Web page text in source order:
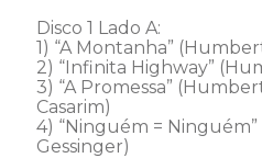
Disco 1 Lado A:
1) “A Montanha”
2) “Infinita Highway”
3) “A Promessa”
Casarim)
4) “Ninguém =
Gessinger)